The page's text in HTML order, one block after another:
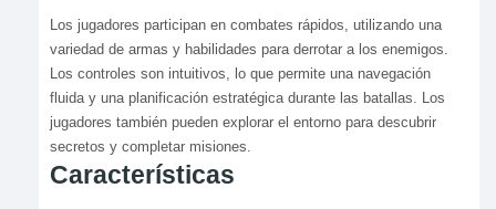
Los jugadores participan en combates rápidos, utilizando una
variedad de armas y habilidades para derrotar a los enemigos.
Los controles son intuitivos, lo que permite una navegación
fluida y una planificación estratégica durante las batallas. Los
jugadores también pueden explorar el entorno para descubrir
secretos y completar misiones.
Características